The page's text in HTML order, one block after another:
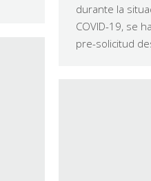
durante la
COVID-19, se
pre-solicitud